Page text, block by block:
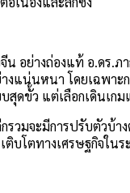
น อย่างถ่องแท้ อ.ดร.
แน่นหนา โดยเฉพาะ
สุดขั้ว แต่เลือกเดินเ
วมจะมีการปรับตัวบ้า
บโตทางเศรษฐกิจในร